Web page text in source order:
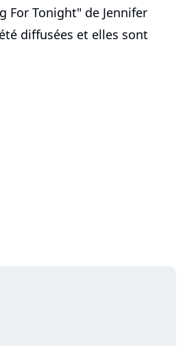
For Tonight" de Jennifer
diffusées et elles sont